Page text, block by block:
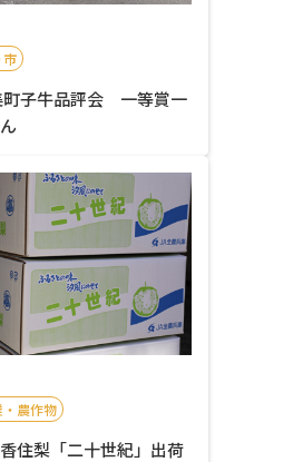
町子牛品評会 一等賞一
農作物
住梨「二十世紀」出荷